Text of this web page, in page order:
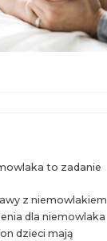
to zadanie
z niemowlakiem
dla niemowlaka
dzieci mają